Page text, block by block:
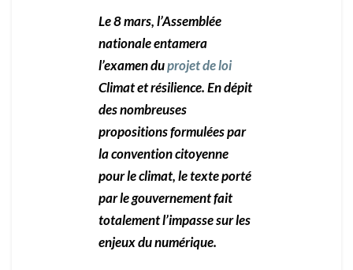
Le 8 mars, l’Assemblée
nationale entamera
l’examen duprojet de loi
Climat et résilience. En dépit
des nombreuses
propositions formulées par
la convention citoyenne
pour le climat, le texte porté
par le gouvernement fait
totalement l’impasse sur les
enjeux du numérique.